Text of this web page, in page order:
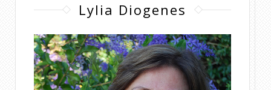
Lylia Diogenes